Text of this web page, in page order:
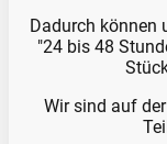
Dadurch können
"24 bis 48
Wir sind auf